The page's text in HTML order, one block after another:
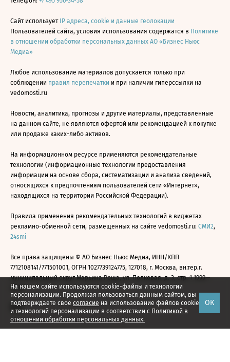
На нашем сайте используются cookie-файлы и технологии
персонализации. Продолжая пользоваться данным сайтом, вы
подтверждаете свое согласие на использование файлов cookie
и технологий персонализации в соответствии с Политикой в
отношении обработки персональных данных.
ОК
Сайт использует IP адреса, cookie и данные геолокации
Пользователей сайта, условия использования содержатся в Политике
в отношении обработки персональных данных АО «Бизнес Ньюс
Медиа»
Любое использование материалов допускается только при
соблюдении правил перепечатки и при наличии гиперссылки на
vedomosti.ru
Новости, аналитика, прогнозы и другие материалы, представленные
на данном сайте, не являются офертой или рекомендацией к покупке
или продаже каких-либо активов.
На информационном ресурсе применяются рекомендательные
технологии (информационные технологии предоставления
информации на основе сбора, систематизации и анализа сведений,
относящихся к предпочтениям пользователей сети «Интернет»,
находящихся на территории Российской Федерации).
Правила применения рекомендательных технологий в виджетах
рекламно-обменной сети, размещенных на сайте vedomosti.ru: СМИ2,
24smi
Все права защищены © АО Бизнес Ньюс Медиа, ИНН/КПП
7712108141/771501001, ОГРН 1027739124775, 127018, г. Москва, вн.тер.г.
муниципальный округ Марьина Роща, ул. Полковая, д. 3, стр. 1 1999—
2026